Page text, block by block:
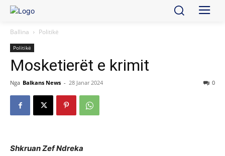
Ballina Politikë
Politikë
Mosketierët e krimit
Nga Balkans News - 28 Janar 2024 0
Shkruan Zef Ndreka